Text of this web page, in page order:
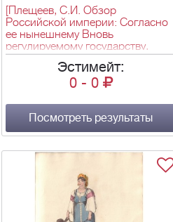
[Плещеев, С.И. Обзор
Российской империи: Согласно
ее нынешнему Вновь
регулируемому государству,
разделенному на различные
правительства. Показывая их
положение и границы, столицу и
правительства; нравы и религию
различных народов,
составляющих эту обширную
Pleshcheev, S.I. Survey of the
Russian Empire: According to its
Present Newly Regulated State,
Divided into Different Governments.
Shewing their situation and
boundaries, the capital and district
Эстимейт:
0- 0
Посмотреть результаты